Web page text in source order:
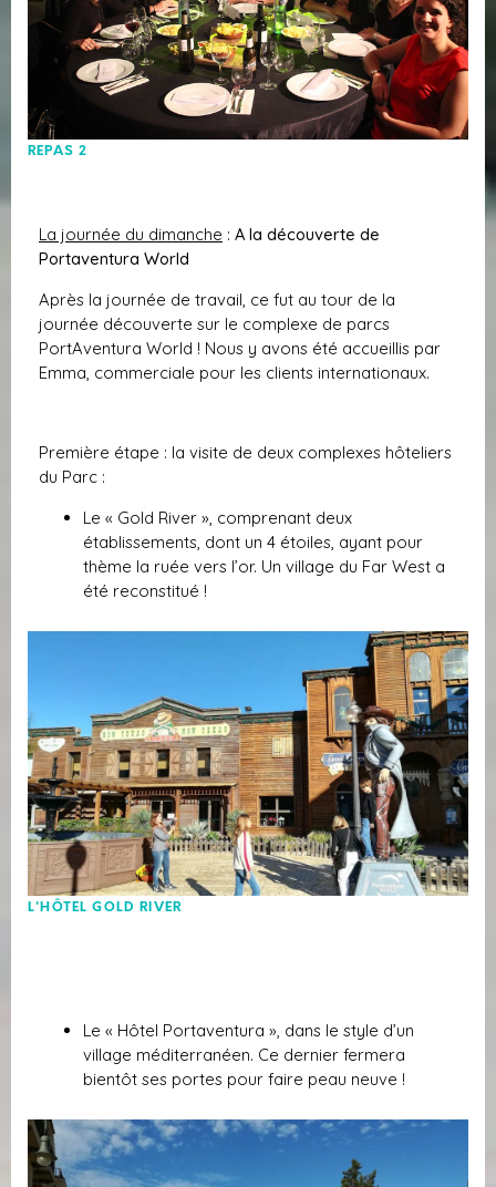
REPAS 2
La journée du dimanche : A la découverte de
Portaventura World
Après la journée de travail, ce fut au tour de la
journée découverte sur le complexe de parcs
PortAventura World ! Nous y avons été accueillis par
Emma, commerciale pour les clients internationaux.
Première étape : la visite de deux complexes hôteliers
du Parc :
Le « Gold River », comprenant deux
établissements, dont un 4 étoiles, ayant pour
thème la ruée vers l’or. Un village du Far West a
été reconstitué !
L'HÔTEL GOLD RIVER
Le « Hôtel Portaventura », dans le style d’un
village méditerranéen. Ce dernier fermera
bientôt ses portes pour faire peau neuve !